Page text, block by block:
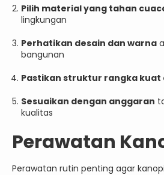
Pilih material yang tahan
lingkungan
Perhatikan desain dan warna
bangunan
Pastikan struktur rangka kuat
Sesuaikan dengan anggaran
kualitas
Perawatan
Perawatan rutin penting agar